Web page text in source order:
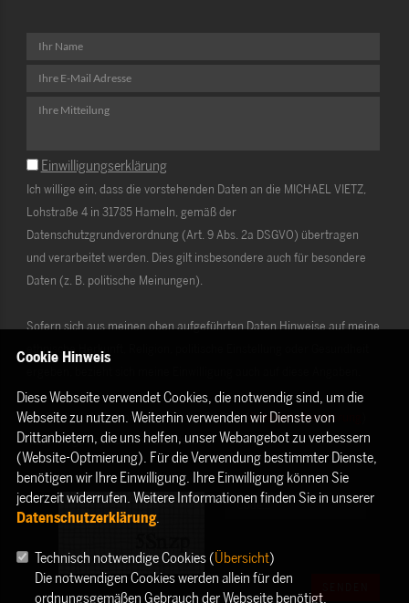
Einwilligungserklärung
Ich willige ein, dass die vorstehenden Daten an die MICHAEL VIETZ,
Lohstraße 4 in 31785 Hameln, gemäß der
Datenschutzgrundverordnung (Art. 9 Abs. 2a DSGVO) übertragen
und verarbeitet werden. Dies gilt insbesondere auch für besondere
Daten (z. B. politische Meinungen).
Sofern sich aus meinen oben aufgeführten Daten Hinweise auf meine
ethnische Herkunft, Religion, politische Einstellung oder Gesundheit
Die Rechte als Betroffener aus der DSGVO ( Datenschutzerklärung
habe ich gelesen und verstanden.
Cookie Hinweis
Diese Webseite verwendet Cookies, die notwendig sind, um die
Webseite zu nutzen. Weiterhin verwenden wir Dienste von
Drittanbietern, die uns helfen, unser Webangebot zu verbessern
(Website-Optmierung). Für die Verwendung bestimmter Dienste,
benötigen wir Ihre Einwilligung. Ihre Einwilligung können Sie
jederzeit widerrufen. Weitere Informationen finden Sie in unserer
Datenschutzerklärung.
Technisch notwendige Cookies (Übersicht)
Die notwendigen Cookies werden allein für den
ordnungsgemäßen Gebrauch der Webseite benötigt.